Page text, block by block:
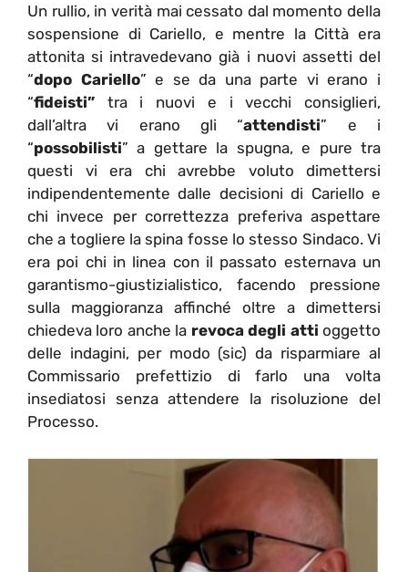
Un rullio, in verità mai cessato dal momento della
sospensione di Cariello, e mentre la Città era
attonita si intravedevano già i nuovi assetti del
“dopo Cariello” e se da una parte vi erano i
“fideisti” tra i nuovi e i vecchi consiglieri,
dall’altra vi erano gli “attendisti” e i
“possobilisti” a gettare la spugna, e pure tra
questi vi era chi avrebbe voluto dimettersi
indipendentemente dalle decisioni di Cariello e
chi invece per correttezza preferiva aspettare
che a togliere la spina fosse lo stesso Sindaco. Vi
era poi chi in linea con il passato esternava un
garantismo-giustizialistico, facendo pressione
sulla maggioranza affinché oltre a dimettersi
chiedeva loro anche la revoca degli atti oggetto
delle indagini, per modo (sic) da risparmiare al
Commissario prefettizio di farlo una volta
insediatosi senza attendere la risoluzione del
Processo.